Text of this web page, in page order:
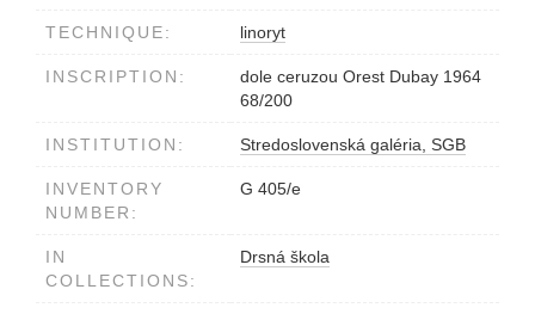
TECHNIQUE: linoryt
INSCRIPTION:
dole ceruzou Orest Dubay 1964
68/200
INSTITUTION: Stredoslovenská galéria, SGB
INVENTORY
NUMBER:
G 405/e
IN
COLLECTIONS:
Drsná škola